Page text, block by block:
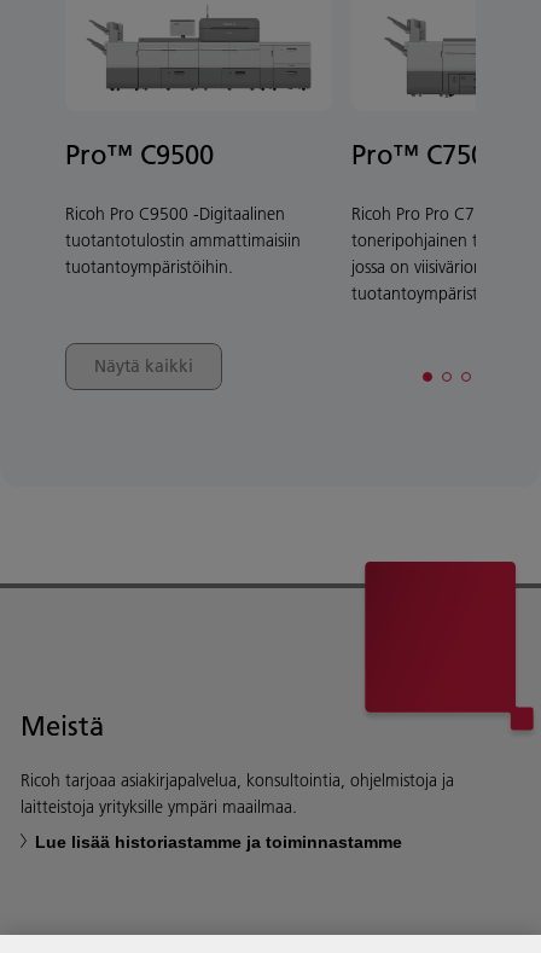
Pro™ C9500
Ricoh Pro C9500 -Digitaalinen
tuotantotulostin ammattimaisiin
tuotantoympäristöihin.
Pro™ C7500
Ricoh Pro Pro C7500 -
toneripohjainen
jossa on
tuotantoympäristöihin.
Näytä kaikki
Meistä
Ricoh tarjoaa asiakirjapalvelua, konsultointia, ohjelmistoja ja
laitteistoja yrityksille ympäri maailmaa.
Lue lisää historiastamme ja toiminnastamme